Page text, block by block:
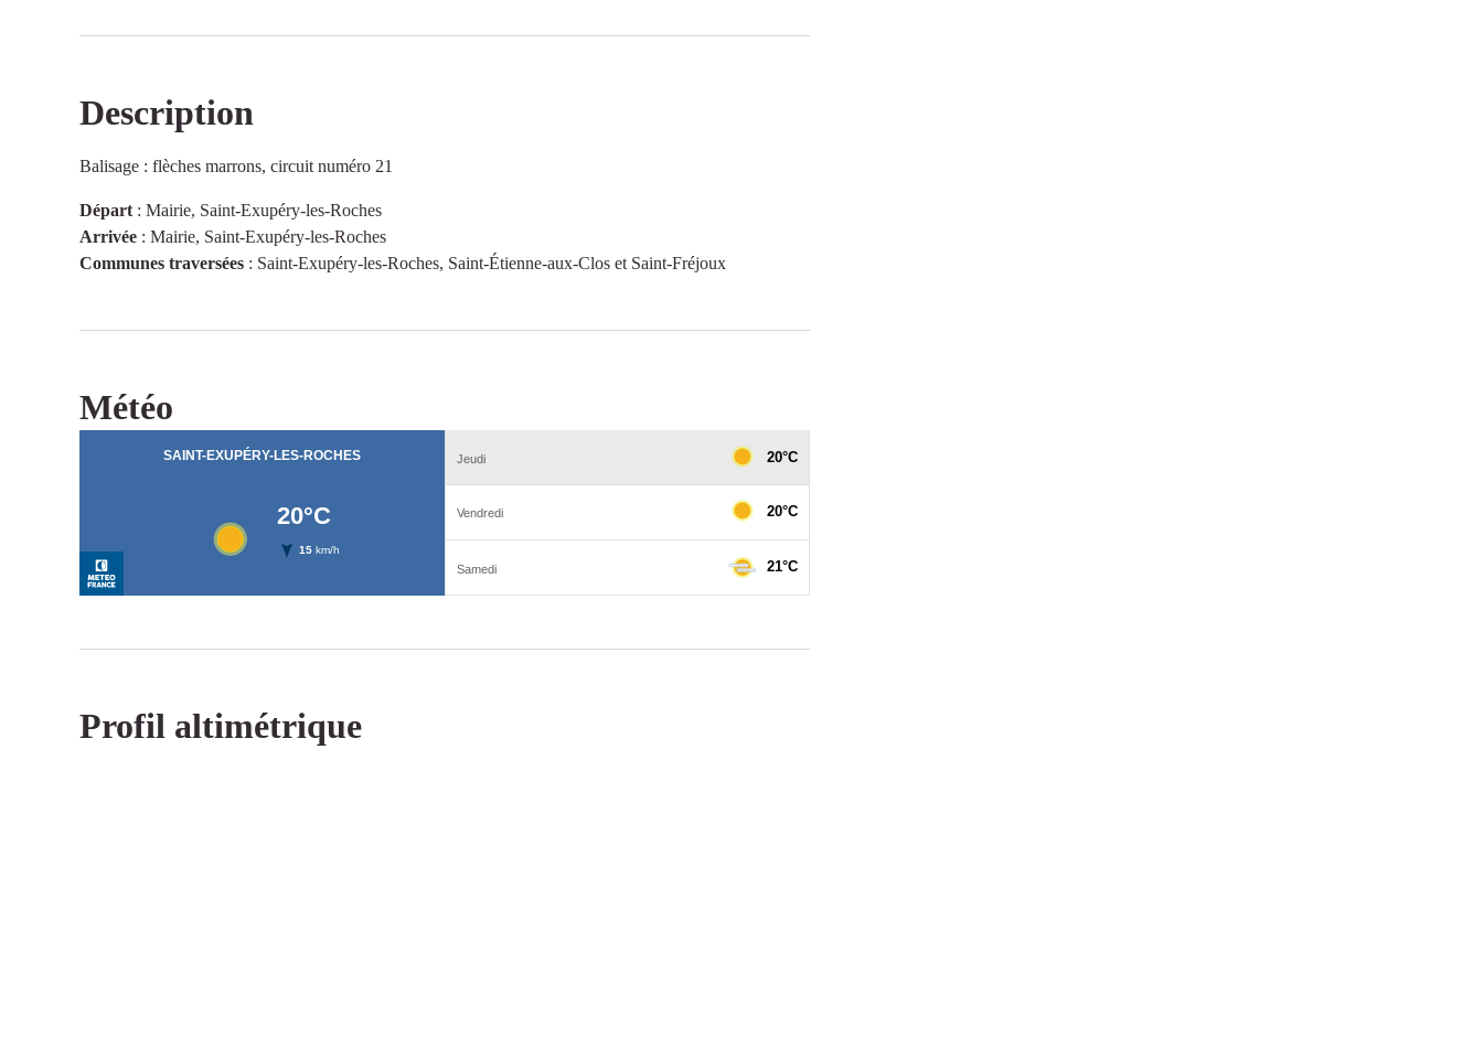
Voir l'image en plein écran
Description
Balisage : flèches marrons, circuit numéro 21
Départ : Mairie, Saint-Exupéry-les-Roches
Arrivée : Mairie, Saint-Exupéry-les-Roches
Communes traversées : Saint-Exupéry-les-Roches, Saint-Étienne-aux-Clos et Saint-Fréjoux
Météo
Profil altimétrique